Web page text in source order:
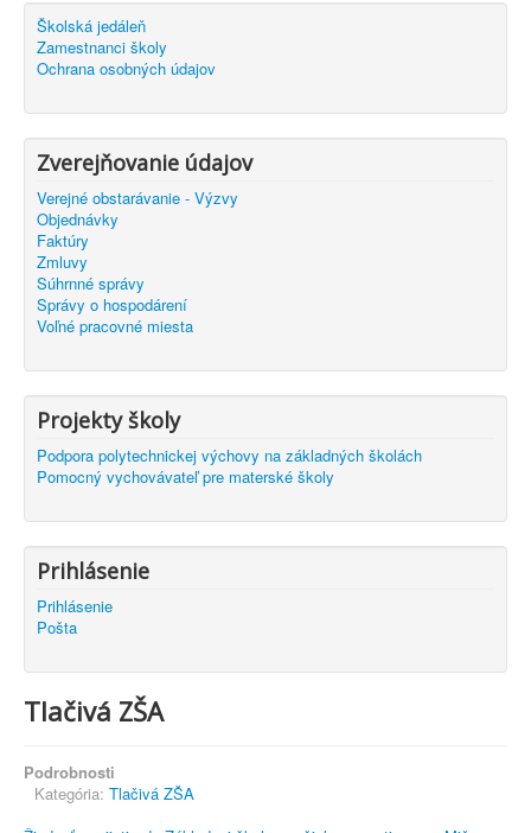
Školská jedáleň
Zamestnanci školy
Ochrana osobných údajov
Zverejňovanie údajov
Verejné obstarávanie - Výzvy
Objednávky
Faktúry
Zmluvy
Súhrnné správy
Správy o hospodárení
Voľné pracovné miesta
Projekty školy
Podpora polytechnickej výchovy na základných školách
Pomocný vychovávateľ pre materské školy
Prihlásenie
Prihlásenie
Pošta
Tlačivá ZŠA
Podrobnosti
Kategória: Tlačivá ZŠA